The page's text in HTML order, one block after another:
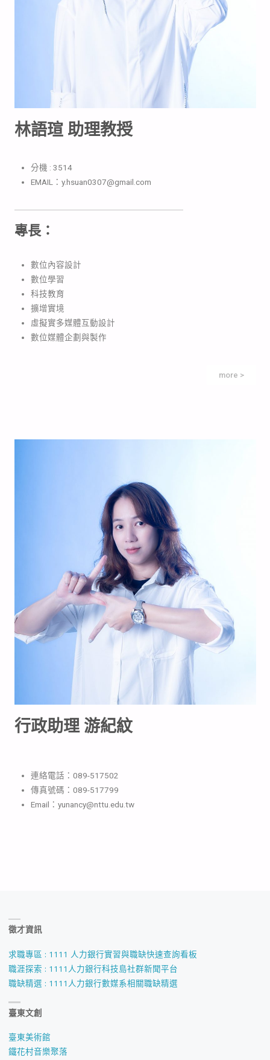
林語瑄 助理教授
分機 : 3514
EMAIL：y.hsuan0307@gmail.com
專長：
數位內容設計
數位學習
科技教育
擴增實境
虛擬實多媒體互動設計
數位媒體企劃與製作
more >
行政助理 游紀紋
連絡電話：089-517502
傳真號碼：089-517799
Email：yunancy@nttu.edu.tw
徵才資訊
求職專區 : 1111 人力銀行實習與職缺快速查詢看板
職涯探索 : 1111人力銀行科技島社群新聞平台
職缺精選 : 1111人力銀行數媒系相關職缺精選
臺東文創
臺東美術館
鐵花村音樂聚落